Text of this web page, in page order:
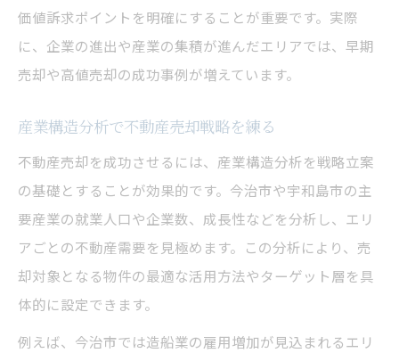
価値訴求ポイントを明確にすることが重要です。実際
に、企業の進出や産業の集積が進んだエリアでは、早期
売却や高値売却の成功事例が増えています。
産業構造分析で不動産売却戦略を練る
不動産売却を成功させるには、産業構造分析を戦略立案
の基礎とすることが効果的です。今治市や宇和島市の主
要産業の就業人口や企業数、成長性などを分析し、エリ
アごとの不動産需要を見極めます。この分析により、売
却対象となる物件の最適な活用方法やターゲット層を具
体的に設定できます。
例えば、今治市では造船業の雇用増加が見込まれるエリ